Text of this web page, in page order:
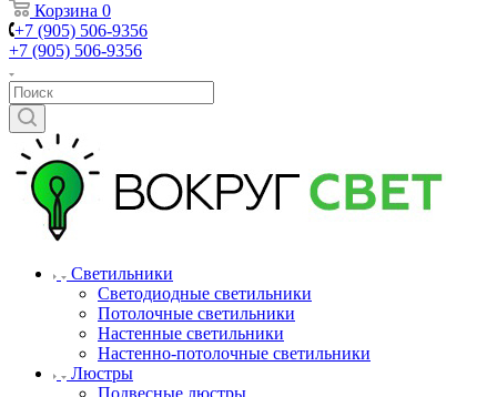
Корзина 0
+7 (905) 506-9356
+7 (905) 506-9356
Светильники
Светодиодные светильники
Потолочные светильники
Настенные светильники
Настенно-потолочные светильники
Люстры
Подвесные люстры